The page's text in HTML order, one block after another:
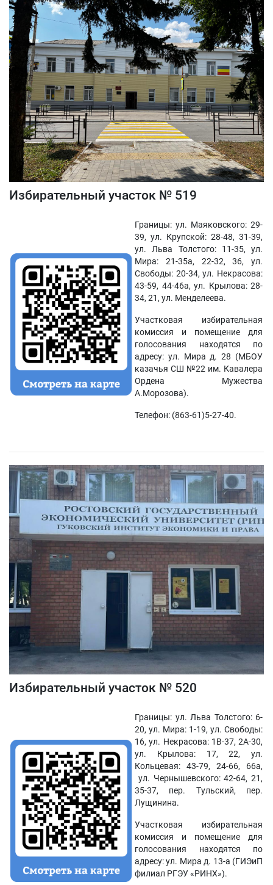
Избирательный участок № 519
Границы: ул. Маяковского: 29-
39, ул. Крупской: 28-48, 31-39,
ул. Льва Толстого: 11-35, ул.
Мира: 21-35а, 22-32, 36, ул.
Свободы: 20-34, ул. Некрасова:
43-59, 44-46а, ул. Крылова: 28-
34, 21, ул. Менделеева.
Участковая избирательная
комиссия и помещение для
голосования находятся по
адресу: ул. Мира д. 28 (МБОУ
казачья СШ №22 им. Кавалера
Ордена Мужества
А.Морозова).
Телефон: (863-61)5-27-40.
Избирательный участок № 520
Границы: ул. Льва Толстого: 6-
20, ул. Мира: 1-19, ул. Свободы:
16, ул. Некрасова: 1В-37, 2А-30,
ул. Крылова: 17, 22, ул.
Кольцевая: 43-79, 24-66, 66а,
ул. Чернышевского: 42-64, 21,
35-37, пер. Тульский, пер.
Лущинина.
Участковая избирательная
комиссия и помещение для
голосования находятся по
адресу: ул. Мира д. 13-а (ГИЭиП
филиал РГЭУ «РИНХ»).